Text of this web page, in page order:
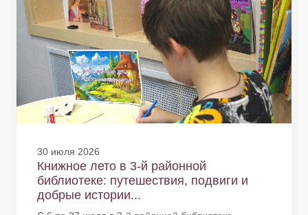
30 июля 2026
Книжное лето в 3-й районной
библиотеке: путешествия, подвиги и
добрые истории...